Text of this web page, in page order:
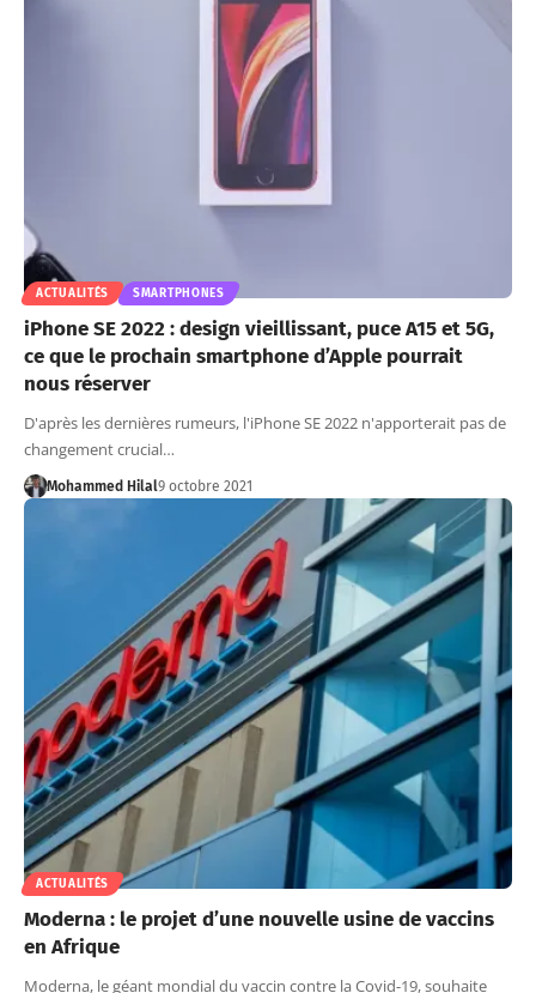
ACTUALITÉS SMARTPHONES
iPhone SE 2022 : design vieillissant, puce A15 et 5G,
ce que le prochain smartphone d’Apple pourrait
nous réserver
D'après les dernières rumeurs, l'iPhone SE 2022 n'apporterait pas de
changement crucial…
Mohammed Hilal9 octobre 2021
ACTUALITÉS
Moderna : le projet d’une nouvelle usine de vaccins
en Afrique
Moderna, le géant mondial du vaccin contre la Covid-19, souhaite